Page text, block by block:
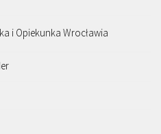
i Opiekunka Wrocławia